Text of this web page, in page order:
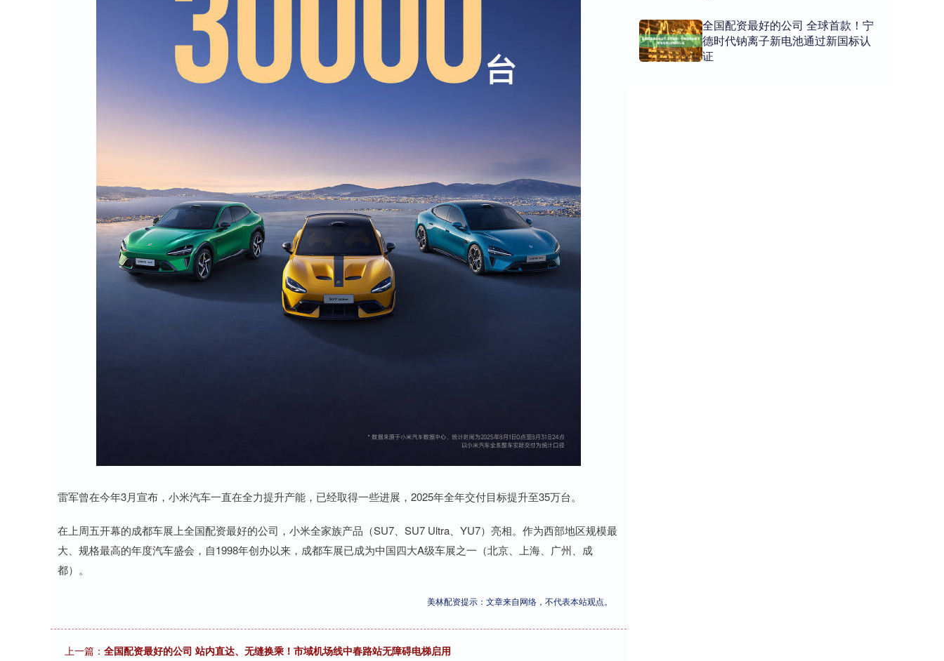
雷军曾在今年3月宣布，小米汽车一直在全力提升产能，已经取得一些进展，2025年全年交付目标提升至35万台。
在上周五开幕的成都车展上全国配资最好的公司，小米全家族产品（SU7、SU7 Ultra、YU7）亮相。作为西部地区规模最
大、规格最高的年度汽车盛会，自1998年创办以来，成都车展已成为中国四大A级车展之一（北京、上海、广州、成
都）。
美林配资提示：文章来自网络，不代表本站观点。
上一篇： 全国配资最好的公司 站内直达、无缝换乘！市域机场线中春路站无障碍电梯启用
全国配资最好的公司 全球首款！宁
德时代钠离子新电池通过新国标认
证